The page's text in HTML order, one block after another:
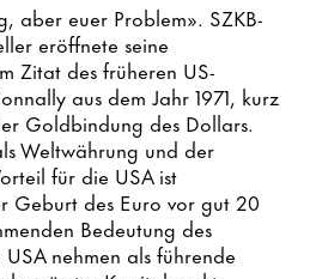
aber euer Problem». SZKB-
eröffnete seine
Zitat des früheren US-
aus dem Jahr 1971, kurz
Goldbindung des Dollars.
Weltwährung und der
für die USA ist
Geburt des Euro vor gut 20
Bedeutung des
nehmen als führende